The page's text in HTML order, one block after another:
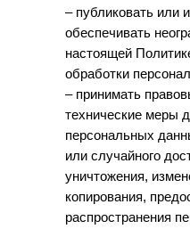
– публиковать или
обеспечивать
настоящей
обработки
– принимать
технические меры
персональных
или случайного
уничтожения,
копирования,
распространения